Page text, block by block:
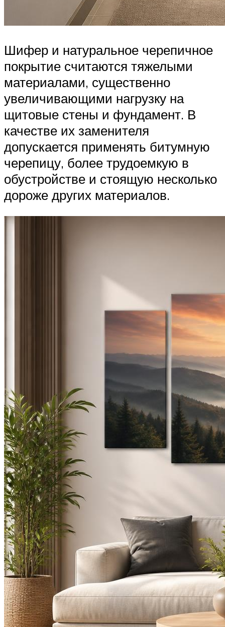
Шифер и натуральное черепичное
покрытие считаются тяжелыми
материалами, существенно
увеличивающими нагрузку на
щитовые стены и фундамент. В
качестве их заменителя
допускается применять битумную
черепицу, более трудоемкую в
обустройстве и стоящую несколько
дороже других материалов.